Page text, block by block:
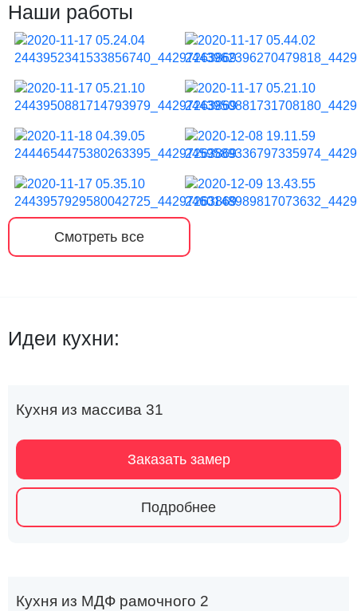
Наши работы
Смотреть все
Идеи кухни:
Кухня из массива 31
Заказать замер
Подробнее
Кухня из МДФ рамочного 2